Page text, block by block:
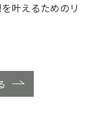
叶えるためのリ